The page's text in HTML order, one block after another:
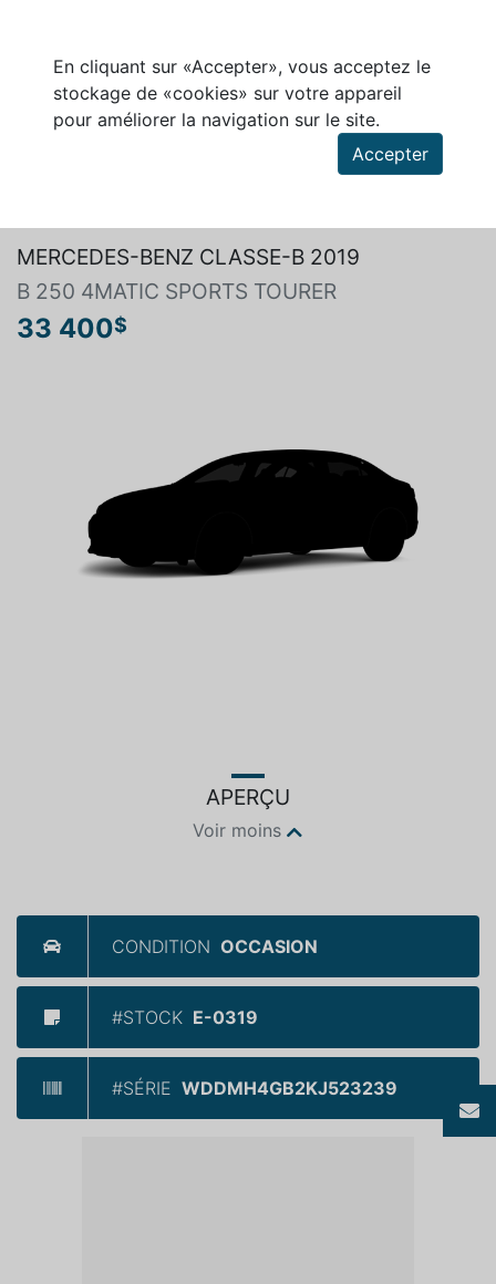
En cliquant sur «Accepter», vous acceptez le
stockage de «cookies» sur votre appareil
pour améliorer la navigation sur le site.
Accepter
MERCEDES-BENZ CLASSE-B 2019
B 250 4MATIC SPORTS TOURER
33 400$
APERÇU
Voir moins
CONDITION OCCASION
#STOCK E-0319
#SÉRIE WDDMH4GB2KJ523239